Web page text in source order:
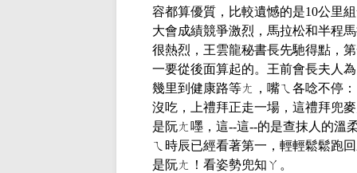
容都算優質，比較遺憾的是10公里
大會成績競爭激烈，馬拉松和半程
很熱烈，王雲龍秘書長先馳得點，
一要從後面算起的。王前會長夫人
幾里到健康路等ㄤ，嘴ㄟ各唸不停
沒吃，上禮拜正走一場，這禮拜兜
是阮ㄤ嚜，這--這--的是查抹人的溫
ㄟ時辰已經看著第一，輕輕鬆鬆跑
是阮ㄤ！看姿勢兜知ㄚ。